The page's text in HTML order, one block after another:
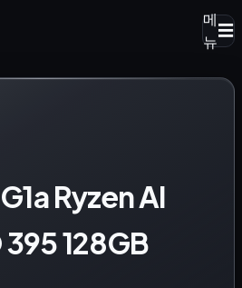
메
뉴
☰
Ryzen AI
128GB